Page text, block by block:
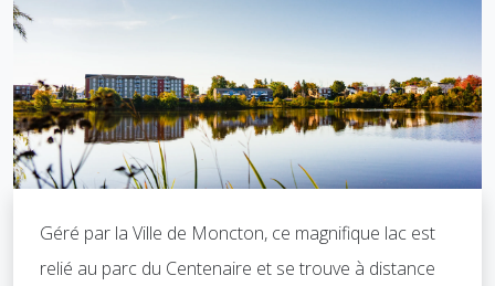
Géré par la Ville de Moncton, ce magnifique lac est
relié au parc du Centenaire et se trouve à distance